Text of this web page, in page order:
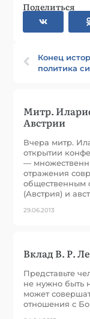
Поделиться
Конец
политика
Митр.
Австрии
Вчера митр.
открытии
—
отражения
общественным
(Австрия) и
29.06.2013
Вклад В. Р.
Представьте
не нужно быть
может
отношения с